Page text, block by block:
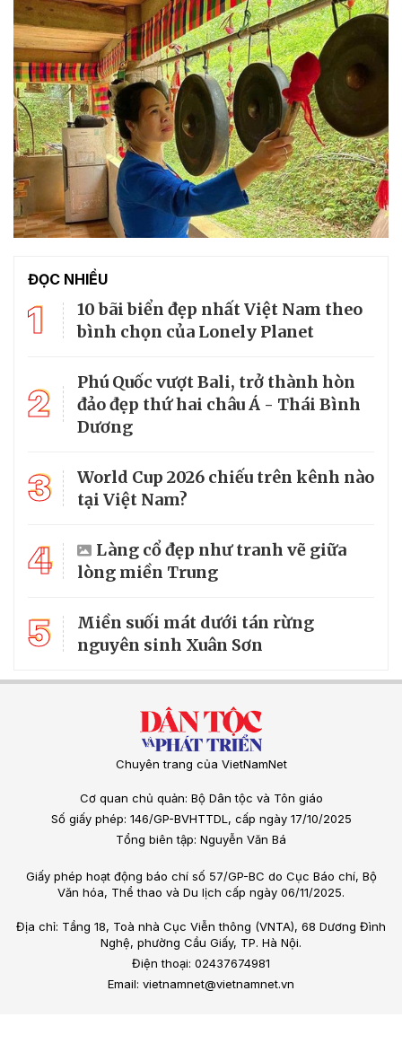
ĐỌC NHIỀU
1
10 bãi biển đẹp nhất Việt Nam theo
bình chọn của Lonely Planet
2
Phú Quốc vượt Bali, trở thành hòn
đảo đẹp thứ hai châu Á - Thái Bình
Dương
3
World Cup 2026 chiếu trên kênh nào
tại Việt Nam?
4
Làng cổ đẹp như tranh vẽ giữa
lòng miền Trung
5
Miền suối mát dưới tán rừng
nguyên sinh Xuân Sơn
Chuyên trang của VietNamNet
Cơ quan chủ quản: Bộ Dân tộc và Tôn giáo
Số giấy phép: 146/GP-BVHTTDL, cấp ngày 17/10/2025
Tổng biên tập: Nguyễn Văn Bá
Giấy phép hoạt động báo chí số 57/GP-BC do Cục Báo chí, Bộ
Văn hóa, Thể thao và Du lịch cấp ngày 06/11/2025.
Địa chỉ: Tầng 18, Toà nhà Cục Viễn thông (VNTA), 68 Dương Đình
Nghệ, phường Cầu Giấy, TP. Hà Nội.
Điện thoại: 02437674981
Email: vietnamnet@vietnamnet.vn